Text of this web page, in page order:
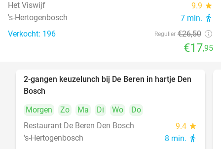
Het Viswijf
9.9 star
's-Hertogenbosch 7 min. directions_walk
Verkocht: 196 Regulier €26,50
€17,95
43%
2-gangen keuzelunch bij De Beren in hartje Den
Bosch
Morgen
Zo Ma Di Wo
Do
Restaurant De Beren Den Bosch
9.4 star
's-Hertogenbosch 8 min. directions_walk